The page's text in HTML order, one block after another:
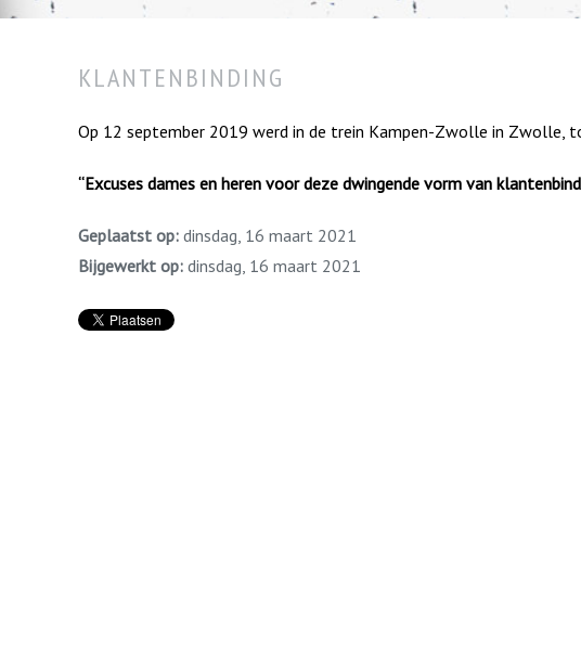
KLANTENBINDING
Op 12 september 2019 werd in de trein Kampen-Zwolle in Zwolle,
“Excuses dames en heren voor deze dwingende vorm van
Geplaatst op: dinsdag, 16 maart 2021
Bijgewerkt op: dinsdag, 16 maart 2021